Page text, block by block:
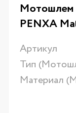
Мотошлем
PENXA
Артикул
Тип
Материал